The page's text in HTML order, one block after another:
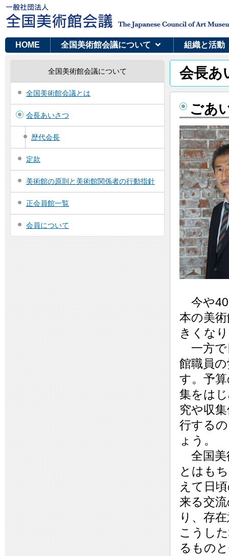
HOME 全国美術館会議について 組織と活動
全国美術館会議について
全国美術館会議とは
会長あいさつ
歴代会長
定款
美術館の原則と美術館関係者の行動指針
正会員館一覧
会員について
会長あ
ごあ
今や
本の美
きくな
一方で
館職員
す。予
集をは
究や収
行する
ょう。
全国美
とはも
えて日
来る交
り、存
こうし
るもの